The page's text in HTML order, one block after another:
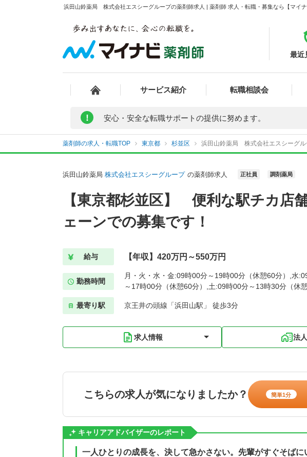
浜田山鈴薬局 株式会社エスシーグループの薬剤師求人 | 薬剤師 求人・転職・募集なら【マイナ
最近
サービス紹介 転職相談会
! 安心・安全な転職サポートの提供に努めます。
薬剤師の求人・転職TOP 東京都 杉並区 浜田山鈴薬局 株式会社エスシーグル
浜田山鈴薬局 株式会社エスシーグループ の薬剤師求人 正社員 調剤薬局
【東京都杉並区】 便利な駅チカ店
ェーンでの募集です！
給与 【年収】420万円～550万円
勤務時間
月・火・水・金:09時00分～19時00分（休憩60分）,水
～17時00分（休憩60分）,土:09時00分～13時30分（休憩
最寄り駅 京王井の頭線「浜田山駅」 徒歩3分
求人情報 法
こちらの求人が気になりましたか？ 簡単1分
キャリアアドバイザーのレポート
一人ひとりの成長を、決して急かさない。先輩がすぐそば